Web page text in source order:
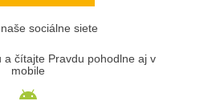
sociálne siete
a čítajte Pravdu pohodlne aj v
mobile